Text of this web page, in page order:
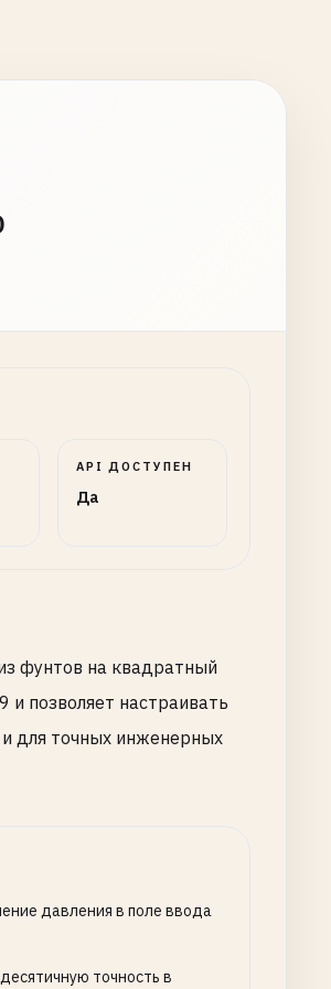
API ДОСТУПЕН
Да
фунтов на квадратный
позволяет настраивать
и для точных инженерных
давления в поле ввода
точность в